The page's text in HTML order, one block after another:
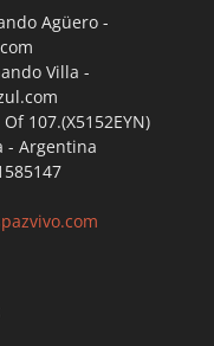
Agüero -
Villa -
107.(X5152EYN)
- Argentina